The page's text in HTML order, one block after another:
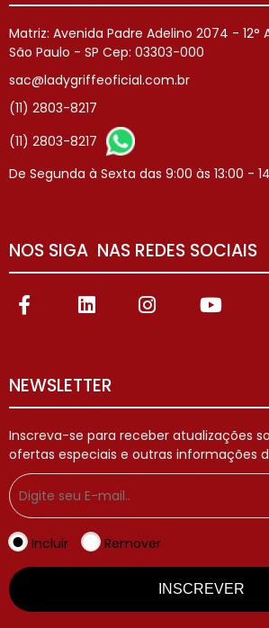
Matriz: Avenida Padre Adelino 2074 -
São Paulo - SP Cep: 03303-000
sac@ladygriffeoficial.com.br
(11) 2803-8217
(11) 2803-8217
De Segunda à Sexta das 9:00 às 13:00 -
NOS SIGA NAS REDES SOCIAIS
NEWSLETTER
Inscreva-se para receber atualizações
ofertas especiais e outras informações
Incluir Remover
INSCREVER